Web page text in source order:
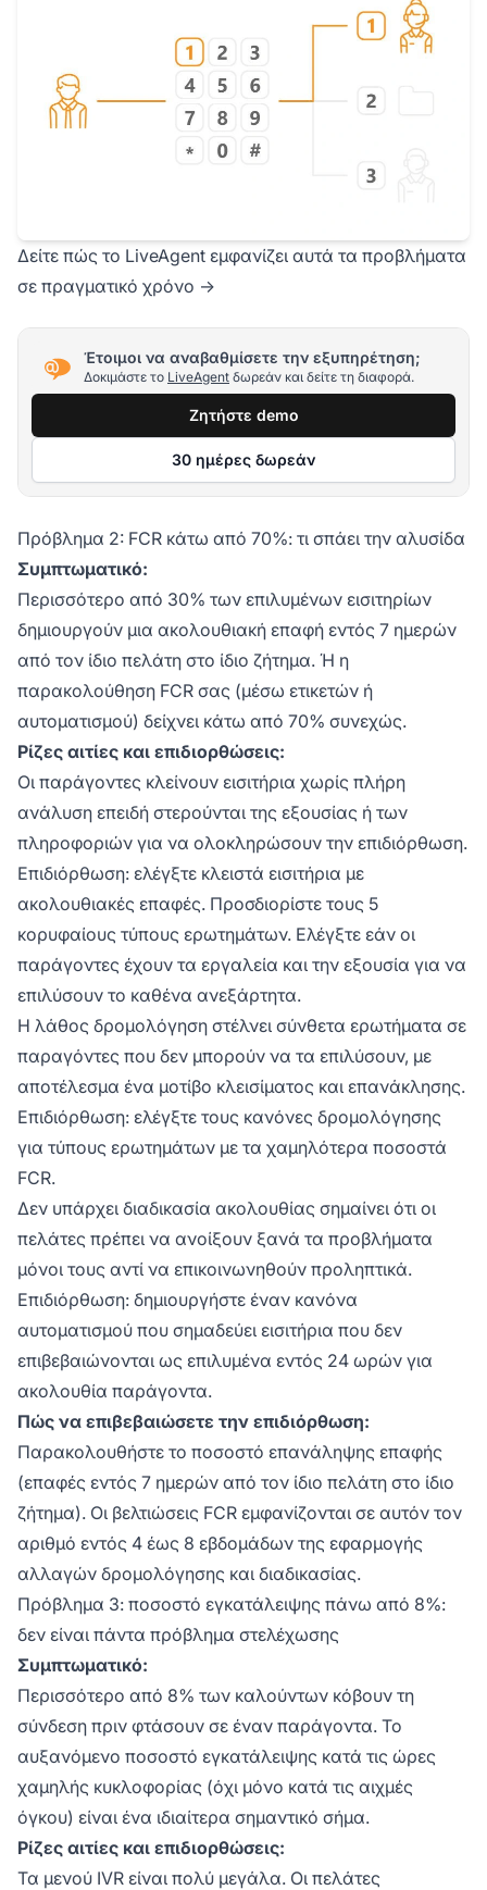
Δείτε πώς το LiveAgent εμφανίζει αυτά τα προβλήματα
σε πραγματικό χρόνο →
Έτοιμοι να αναβαθμίσετε την εξυπηρέτηση;
Δοκιμάστε το LiveAgent δωρεάν και δείτε τη διαφορά.
Ζητήστε demo
30 ημέρες δωρεάν
Πρόβλημα 2: FCR κάτω από 70%: τι σπάει την αλυσίδα
Συμπτωματικό:
Περισσότερο από 30% των επιλυμένων εισιτηρίων
δημιουργούν μια ακολουθιακή επαφή εντός 7 ημερών
από τον ίδιο πελάτη στο ίδιο ζήτημα. Ή η
παρακολούθηση FCR σας (μέσω ετικετών ή
αυτοματισμού) δείχνει κάτω από 70% συνεχώς.
Ρίζες αιτίες και επιδιορθώσεις:
Οι παράγοντες κλείνουν εισιτήρια χωρίς πλήρη
ανάλυση επειδή στερούνται της εξουσίας ή των
πληροφοριών για να ολοκληρώσουν την επιδιόρθωση.
Επιδιόρθωση: ελέγξτε κλειστά εισιτήρια με
ακολουθιακές επαφές. Προσδιορίστε τους 5
κορυφαίους τύπους ερωτημάτων. Ελέγξτε εάν οι
παράγοντες έχουν τα εργαλεία και την εξουσία για να
επιλύσουν το καθένα ανεξάρτητα.
Η λάθος δρομολόγηση στέλνει σύνθετα ερωτήματα σε
παραγόντες που δεν μπορούν να τα επιλύσουν, με
αποτέλεσμα ένα μοτίβο κλεισίματος και επανάκλησης.
Επιδιόρθωση: ελέγξτε τους κανόνες δρομολόγησης
για τύπους ερωτημάτων με τα χαμηλότερα ποσοστά
FCR.
Δεν υπάρχει διαδικασία ακολουθίας σημαίνει ότι οι
πελάτες πρέπει να ανοίξουν ξανά τα προβλήματα
μόνοι τους αντί να επικοινωνηθούν προληπτικά.
Επιδιόρθωση: δημιουργήστε έναν κανόνα
αυτοματισμού που σημαδεύει εισιτήρια που δεν
επιβεβαιώνονται ως επιλυμένα εντός 24 ωρών για
ακολουθία παράγοντα.
Πώς να επιβεβαιώσετε την επιδιόρθωση:
Παρακολουθήστε το ποσοστό επανάληψης επαφής
(επαφές εντός 7 ημερών από τον ίδιο πελάτη στο ίδιο
ζήτημα). Οι βελτιώσεις FCR εμφανίζονται σε αυτόν τον
αριθμό εντός 4 έως 8 εβδομάδων της εφαρμογής
αλλαγών δρομολόγησης και διαδικασίας.
Πρόβλημα 3: ποσοστό εγκατάλειψης πάνω από 8%:
δεν είναι πάντα πρόβλημα στελέχωσης
Συμπτωματικό:
Περισσότερο από 8% των καλούντων κόβουν τη
σύνδεση πριν φτάσουν σε έναν παράγοντα. Το
αυξανόμενο ποσοστό εγκατάλειψης κατά τις ώρες
χαμηλής κυκλοφορίας (όχι μόνο κατά τις αιχμές
όγκου) είναι ένα ιδιαίτερα σημαντικό σήμα.
Ρίζες αιτίες και επιδιορθώσεις:
Τα μενού IVR είναι πολύ μεγάλα. Οι πελάτες